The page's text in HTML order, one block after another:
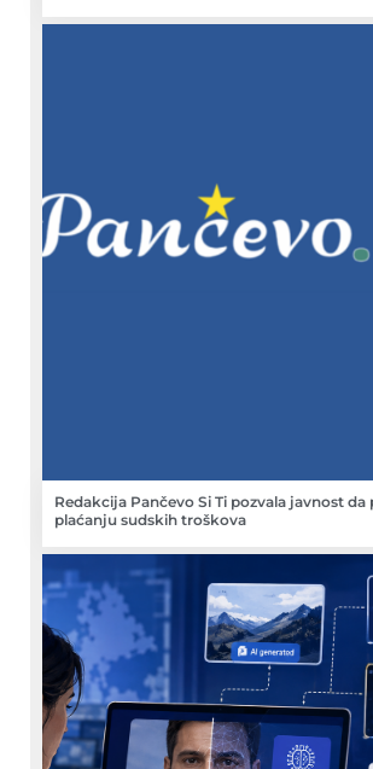
Redakcija Pančevo Si Ti pozvala javnost
plaćanju sudskih troškova